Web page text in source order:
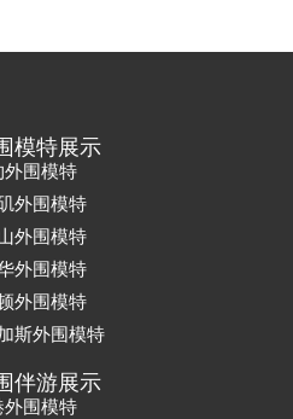
模特展示
外围模特
外围模特
外围模特
外围模特
外围模特
斯外围模特
伴游展示
外围模特